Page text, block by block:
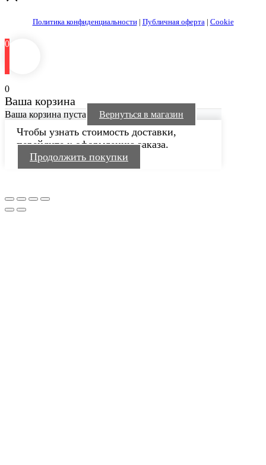
Политика конфиденциальности| Публичная оферта| Cookie
0
0
Ваша корзина
Ваша корзина пуста Вернуться в магазин
Чтобы узнать стоимость доставки,
перейдите к оформлению заказа.
Продолжить покупки